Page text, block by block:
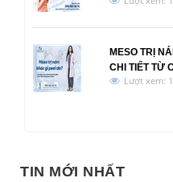
MESO TRỊ
CHI TIẾT TỪ
Lượt xem:
TIN MỚI NHẤT